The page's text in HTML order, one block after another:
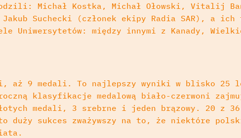
Michał Kostka, Michał Ołowski, Vitalij
Suchecki (członek ekipy Radia SAR), a
Uniwersytetów: między innymi z Kanady,
aż 9 medali. To najlepszy wyniki w blisko
klasyfikacje medalową biało-czerwoni
medali, 3 srebrne i jeden brązowy. 20 z
sukces zważywszy na to, że niektóre